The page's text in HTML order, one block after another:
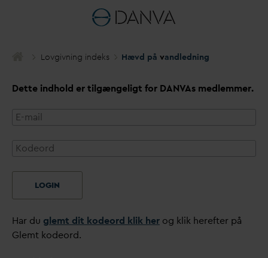
Lovgivning indeks Hævd på vandledning
Dette indhold er tilgængeligt for DANVAs medlemmer.
LOGIN
Har du glemt dit kodeord klik her og klik herefter på
Glemt kodeord.